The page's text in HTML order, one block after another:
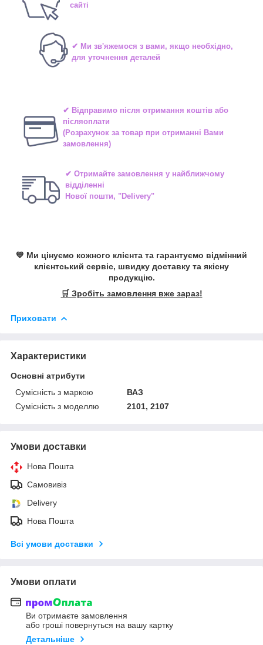
сайті
✔ Ми зв'яжемося з вами, якщо необхідно,
для уточнення деталей
✔ Відправимо після отримання коштів або
післяоплати
(Розрахунок за товар при отриманні Вами
замовлення)
✔ Отримайте замовлення у найближчому
відділенні
Нової пошти, "Delivery"
💙 Ми цінуємо кожного клієнта та гарантуємо відмінний
клієнтський сервіс, швидку доставку та якісну
продукцію.
🛒 Зробіть замовлення вже зараз!
Приховати
Характеристики
Основні атрибути
Сумісність з маркою
ВАЗ
Сумісність з моделлю
2101, 2107
Умови доставки
Нова Пошта
Самовивіз
Delivery
Нова Пошта
Всі умови доставки
Умови оплати
Ви отримаєте замовлення
або гроші повернуться на вашу картку
Детальніше